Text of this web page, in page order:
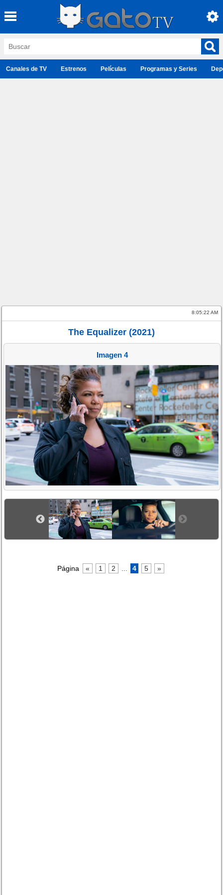
Canales de TV Estrenos Películas Programas y Series
8:05:22 AM
The Equalizer (2021)
Imagen 4
Página « 1 2 4 5 »